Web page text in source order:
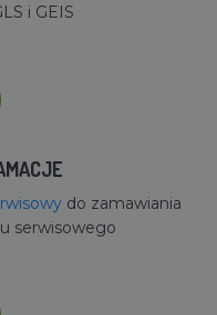
i GEIS
do zamawiania
serwisowego